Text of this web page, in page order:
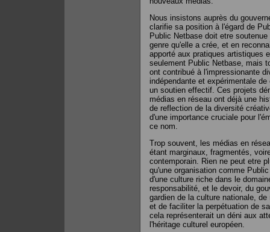
Nous insistons auprès du
clarifie sa position à l'égard de
Public Netbase doit etre
genre qu'elle a crée, et en
apporté aux pratiques artistiques
seulement Public Netbase, mais
ont contribué à l'impressionante
indépendante et expérimentale
un soutien effectif. Ces projets
médias en réseau ont déjà une
de reflection de la diversité
d'une importance cruciale pour
ce nom.
Trop souvent, les médias en
étant marginaux, fragmentés,
contemporain. Rien ne peut etre
qu'une organisation comme
d'une culture riche dans le
responsabilité, et le devoir, du
gardien de la culture nationale,
et de faciliter la perpétuation de
cela représenterait un déni aux
l'héritage culturel européen.